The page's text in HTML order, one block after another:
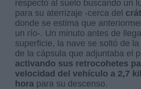
respecto al suelo buscando un
para su aterrizaje -cerca del
donde se estima que
un río-. Un minuto antes de
superficie, la nave se soltó de
de la cápsula que adjuntaba el
activando sus retrocohetes
velocidad del vehículo a 2,7
hora para su descenso.